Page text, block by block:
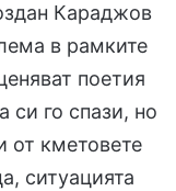
Караджов
в рамките
поетия
си го спази, но
от кметовете
ситуацията